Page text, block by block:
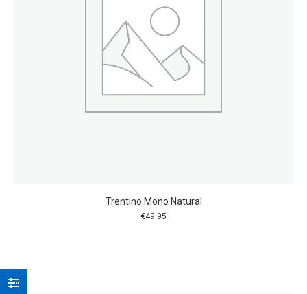
Trentino Mono Natural
€49.95